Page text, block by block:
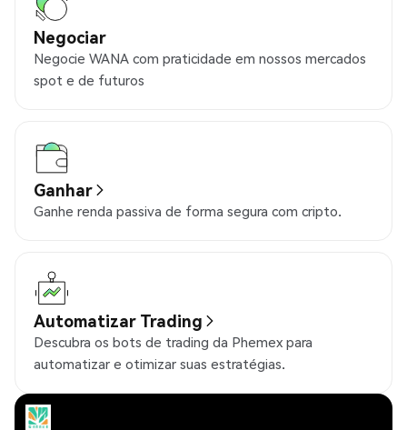
Negociar
Negocie WANA com praticidade em nossos mercados
spot e de futuros
Ganhar
Ganhe renda passiva de forma segura com cripto.
Automatizar Trading
Descubra os bots de trading da Phemex para
automatizar e otimizar suas estratégias.